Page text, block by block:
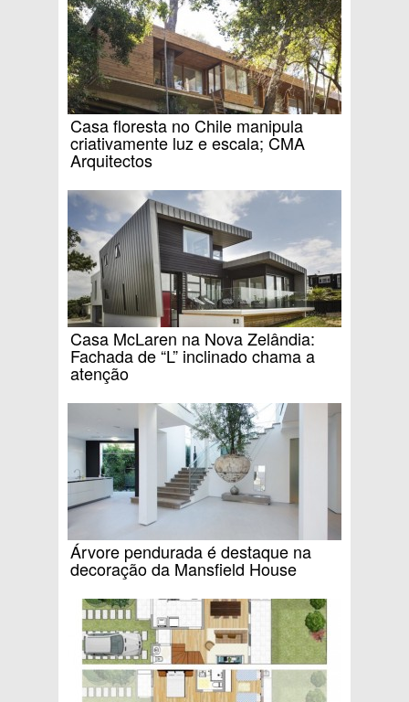
Casa floresta no Chile manipula
criativamente luz e escala; CMA
Arquitectos
Casa McLaren na Nova Zelândia:
Fachada de “L” inclinado chama a
atenção
Árvore pendurada é destaque na
decoração da Mansfield House